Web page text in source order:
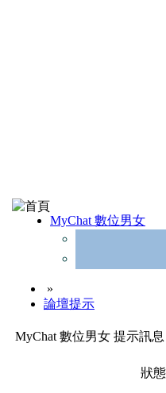
MyChat 數位男女
»
論壇提示
MyChat 數位男女 提示訊息
狀